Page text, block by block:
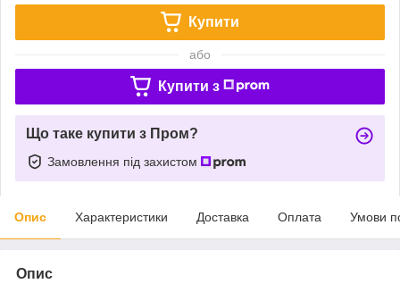
Купити
або
Купити з
Що таке купити з Пром?
Замовлення під захистом
Опис Характеристики Доставка Оплата Умови
Опис